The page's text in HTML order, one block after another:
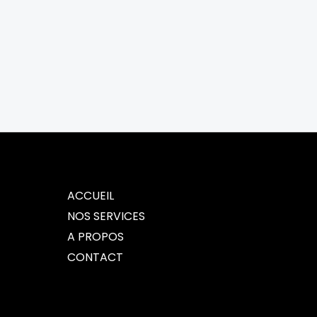
ACCUEIL
NOS SERVICES
A PROPOS
CONTACT